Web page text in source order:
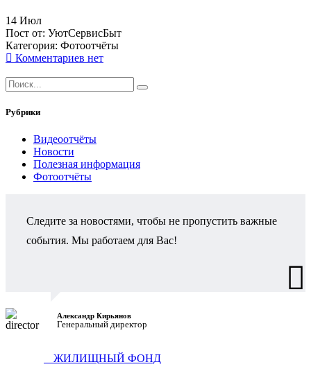
14 Июл
Пост от: УютСервисБыт
Категория: Фотоотчёты
Комментариев нет
Рубрики
Видеоотчёты
Новости
Полезная информация
Фотоотчёты
Следите за новостями, чтобы не пропустить важные
события. Мы работаем для Вас!
Александр Кирьянов
Генеральный директор
ЖИЛИЩНЫЙ ФОНД